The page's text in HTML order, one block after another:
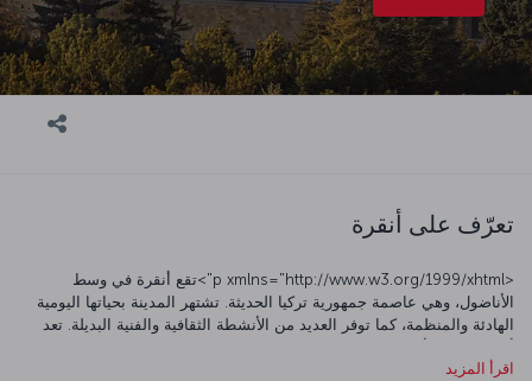
تعرّف على أنقرة
<p xmlns="http://www.w3.org/1999/xhtml">تقع أنقرة في وسط
الأناضول، وهي عاصمة جمهورية تركيا الحديثة. تشتهر المدينة بحياتها اليومية
الهادئة والمنظمة، كما توفر العديد من الأنشطة الثقافية والفنية البديلة. تعد
الإدارية المعاصرة. علاوة على ذلك، تعد أنقرة واحدة من أبرز مراكز الفنون
اقرأ المزيد